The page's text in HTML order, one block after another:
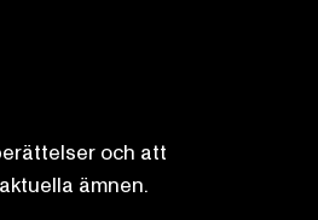
och att
ämnen.